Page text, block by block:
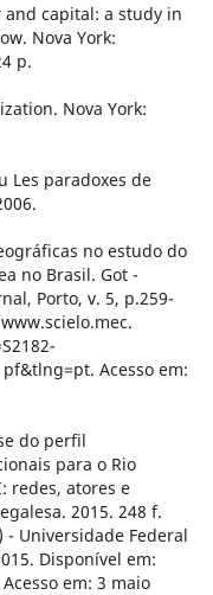
and capital: a study in
Nova York:
p.
Nova York:
Les paradoxes de
no estudo do
no Brasil. Got -
Porto, v. 5, p.259-
Acesso em:
do perfil
para o Rio
redes, atores e
2015. 248 f.
- Universidade Federal
Disponível em:
em: 3 maio